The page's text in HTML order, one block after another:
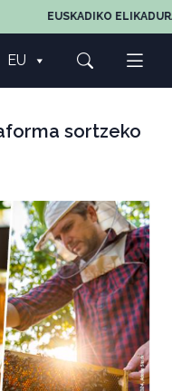
EUSKADIKO
EU
sortzeko